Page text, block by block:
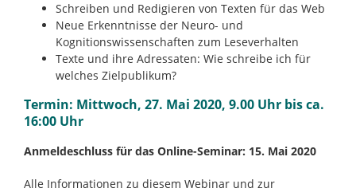
Schreiben und Redigieren von Texten für das Web
Neue Erkenntnisse der Neuro- und
Kognitionswissenschaften zum Leseverhalten
Texte und ihre Adressaten: Wie schreibe ich für
welches Zielpublikum?
Termin: Mittwoch, 27. Mai 2020, 9.00 Uhr bis ca.
16:00 Uhr
Anmeldeschluss für das Online-Seminar: 15. Mai 2020
Alle Informationen zu diesem Webinar und zur